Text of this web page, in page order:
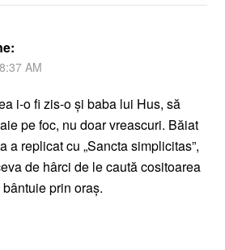
AM
i-o fi zis-o şi baba lui Hus, să
pe foc, nu doar vreascuri. Băiat
a replicat cu „Sancta simplicitas”,
de hârci de le caută cositoarea
prin oraş.